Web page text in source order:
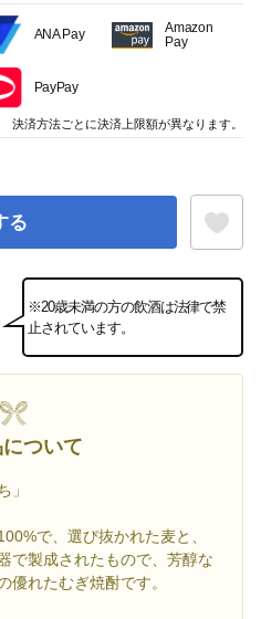
る
お気に入
※20歳未満の方の飲酒は法律で禁
止されています。
ついて
」
で、選び抜かれた麦と、
で製成されたもので、芳醇な
優れたむぎ焼酎です。
ANA Pay
Amazon
Pay
PayPay
決済方法ごとに決済上限額が異なります。